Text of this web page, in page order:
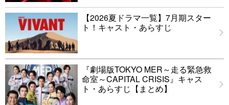
【2026夏ドラマ一覧】7月期スター
ト！キャスト・あらすじ
『劇場版TOKYO MER～走る緊急救
命室～CAPITAL CRISIS』キャス
ト・あらすじ【まとめ】